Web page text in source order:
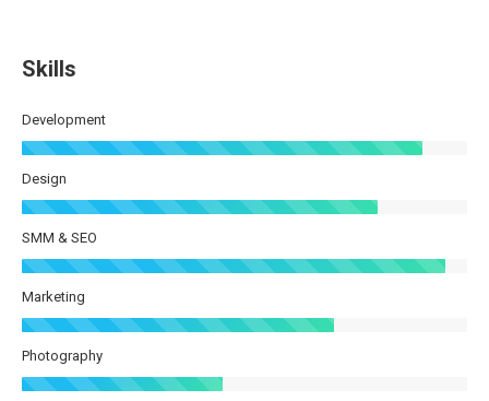
Skills
Development
Design
SMM & SEO
Marketing
Photography